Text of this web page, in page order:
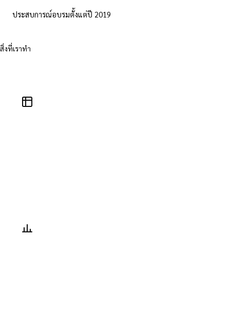
ประสบการณ์อบรมตั้งแต่ปี 2019
สิ่งที่เราทำ